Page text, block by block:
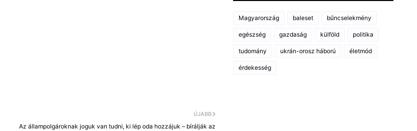
ÚJABB
Az állampolgároknak joguk van tudni, ki lép oda hozzájuk – bírálják az
Magyarország baleset bűncselekmény
egészség gazdaság külföld politika
tudomány ukrán-orosz háború életmód
érdekesség